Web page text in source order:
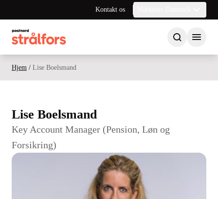
Kontakt os
Hjem / Lise Boelsmand
Lise Boelsmand
Key Account Manager (Pension, Løn og
Forsikring)